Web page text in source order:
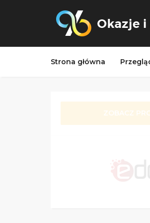
Strona główna
ZOBACZ